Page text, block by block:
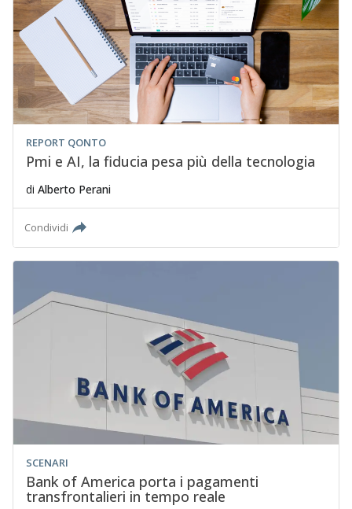
REPORT QONTO
Pmi e AI, la fiducia pesa più della tecnologia
di Alberto Perani
Condividi
SCENARI
Bank of America porta i pagamenti
transfrontalieri in tempo reale